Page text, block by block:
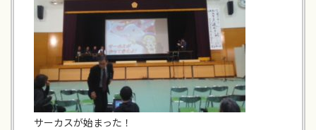
サーカスが始まった！